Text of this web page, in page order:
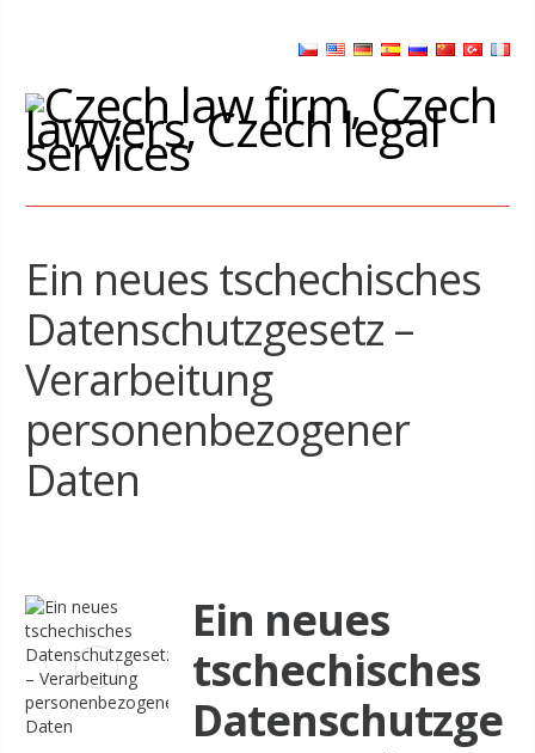
Ein neues tschechisches
Datenschutzgesetz –
Verarbeitung
personenbezogener
Daten
Ein neues
tschechisches
Datenschutzge